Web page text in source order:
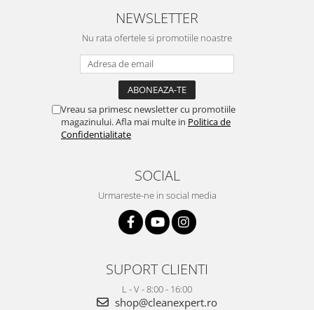
NEWSLETTER
Nu rata ofertele si promotiile noastre
Vreau sa primesc newsletter cu promotiile
magazinului. Afla mai multe in Politica de
Confidentialitate
SOCIAL
Urmareste-ne in social media
SUPORT CLIENTI
L - V - 8:00 - 16:00
shop@cleanexpert.ro